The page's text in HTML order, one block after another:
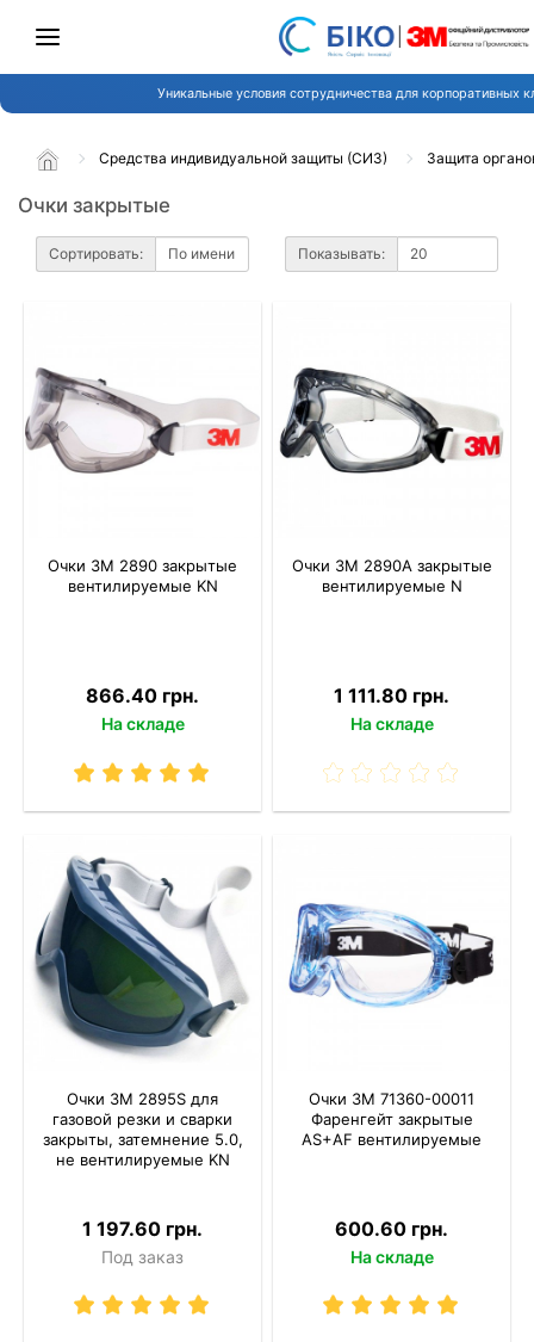
Уникальные условия сотрудничества для корпоративных
Средства индивидуальной защиты (СИЗ) Защита
Очки закрытые
Сортировать: Показывать:
Очки 3M 2890 закрытые
вентилируемые KN
866.40 грн.
На складе
Очки 3M 2890A закрытые
вентилируемые N
1 111.80 грн.
На складе
Очки 3M 2895S для
газовой резки и сварки
закрыты, затемнение 5.0,
не вентилируемые KN
1 197.60 грн.
Под заказ
Очки 3M 71360-00011
Фаренгейт закрытые
AS+AF вентилируемые
600.60 грн.
На складе